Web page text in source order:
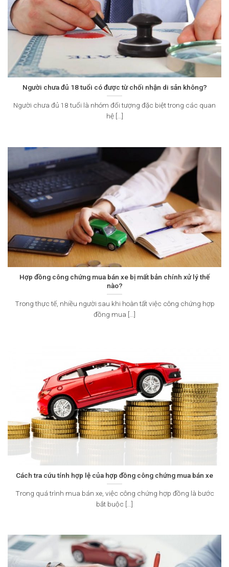
Người chưa đủ 18 tuổi có được từ chối nhận di sản không?
Người chưa đủ 18 tuổi là nhóm đối tượng đặc biệt trong các quan
hệ [...]
Hợp đồng công chứng mua bán xe bị mất bản chính xử lý thế
nào?
Trong thực tế, nhiều người sau khi hoàn tất việc công chứng hợp
đồng mua [...]
Cách tra cứu tính hợp lệ của hợp đồng công chứng mua bán xe
Trong quá trình mua bán xe, việc công chứng hợp đồng là bước
bắt buộc [...]